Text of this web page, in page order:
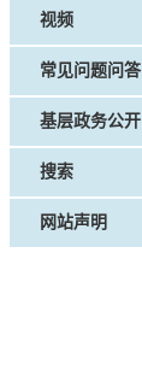
视频
常见问题问答
基层政务公开
搜索
网站声明